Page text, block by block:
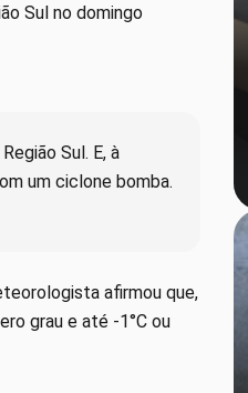
Sul no domingo
Sul. E, à
um ciclone bomba.
afirmou que,
grau e até -1°C ou